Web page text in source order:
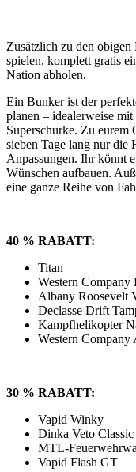
Zusätzlich zu den
spielen, komplett gratis
Nation abholen.
Ein Bunker ist der
planen – idealerweise
Superschurke. Zu eurem
sieben Tage lang nur die
Anpassungen. Ihr könnt
Wünschen aufbauen.
eine ganze Reihe von
40 % RABATT:
Titan
Western Company
Albany Roosevelt
Declasse Drift
Kampfhelikopter
Western Company
30 % RABATT:
Vapid Winky
Dinka Veto Classic
MTL-
Vapid Flash GT